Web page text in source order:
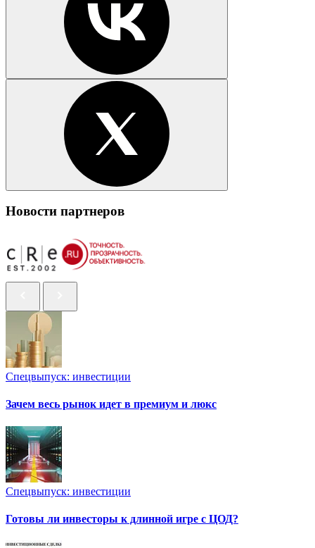
Новости партнеров
Спецвыпуск: инвестиции
Зачем весь рынок идет в премиум и люкс
Спецвыпуск: инвестиции
Готовы ли инвесторы к длинной игре с ЦОД?